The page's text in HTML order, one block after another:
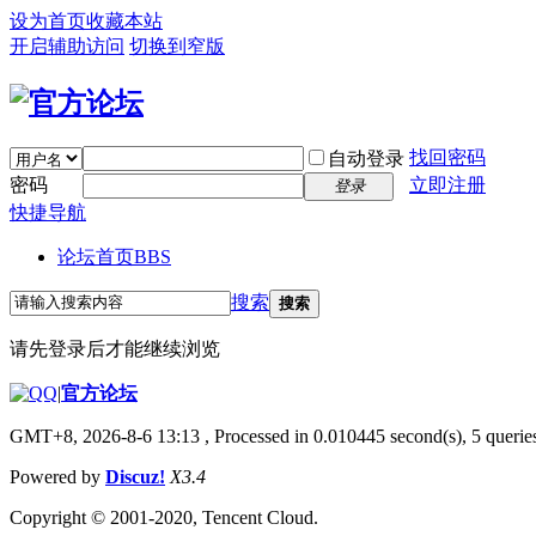
设为首页收藏本站
开启辅助访问 切换到窄版
自动登录 找回密码
密码
登录
立即注册
快捷导航
论坛首页BBS
搜索 搜索
请先登录后才能继续浏览
|官方论坛
GMT+8, 2026-8-6 13:13 , Processed in 0.010445 second(s), 5
Powered by Discuz! X3.4
Copyright © 2001-2020, Tencent Cloud.